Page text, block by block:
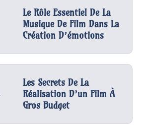
Le Rôle Essentiel De La
Musique De Film Dans La
Création D’émotions
Les Secrets De La
Réalisation D’un Film À
Gros Budget